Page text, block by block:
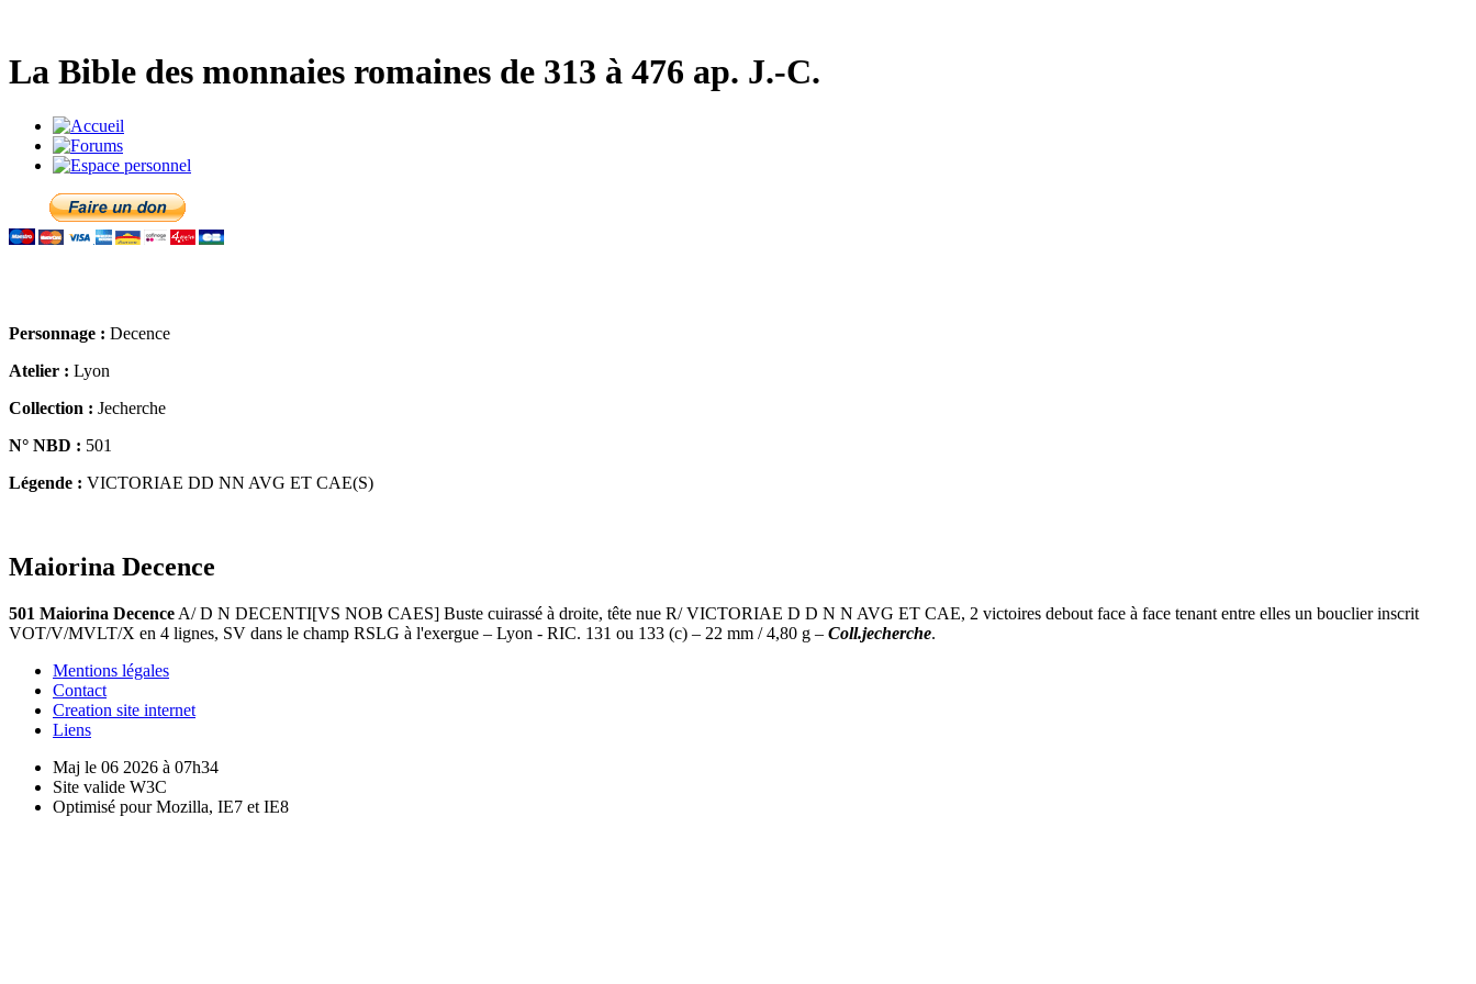
La Bible des monnaies romaines de 313 à 476 ap. J.-C.
Personnage : Decence
Atelier : Lyon
Collection : Jecherche
N° NBD : 501
Légende : VICTORIAE DD NN AVG ET CAE(S)
Maiorina Decence
501 Maiorina Decence A/ D N DECENTI[VS NOB CAES] Buste cuirassé à droite, tête nue R/ VICTORIAE D D N N AVG ET CAE, 2 victoires debout face à face tenant entre elles un bouclier inscrit
VOT/V/MVLT/X en 4 lignes, SV dans le champ RSLG à l'exergue – Lyon - RIC. 131 ou 133 (c) – 22 mm / 4,80 g – Coll.jecherche.
Mentions légales
Contact
Creation site internet
Liens
Maj le 06 2026 à 07h34
Site valide W3C
Optimisé pour Mozilla, IE7 et IE8